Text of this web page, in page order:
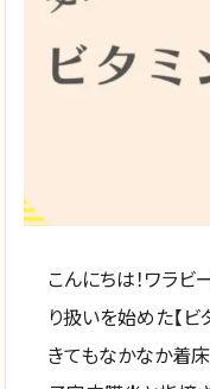
こんにちは！ワラ
り扱いを始めた【
きてもなかなか着